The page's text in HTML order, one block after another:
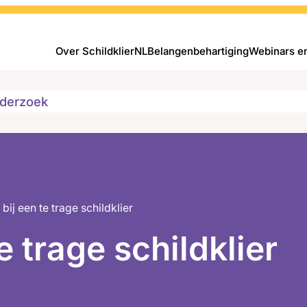
Over SchildklierNLBelangenbehartigingWebinars
bij een te trage schildklier
trage schildklier